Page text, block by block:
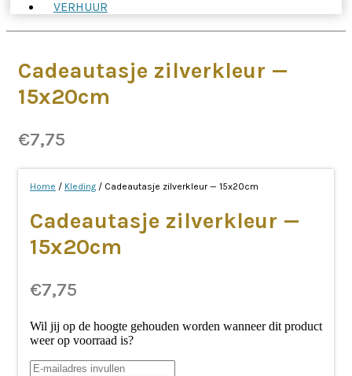
VERHUUR
Cadeautasje zilverkleur —
15x20cm
€7,75
Home / Kleding / Cadeautasje zilverkleur — 15x20cm
Cadeautasje zilverkleur —
15x20cm
€7,75
Wil jij op de hoogte gehouden worden wanneer dit product
weer op voorraad is?